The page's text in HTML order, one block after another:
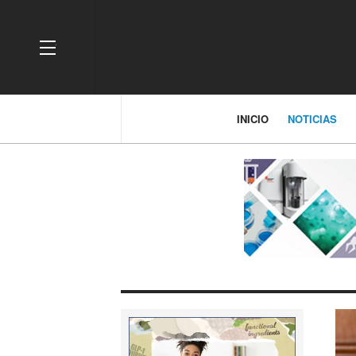
OFF CANVAS
INICIO NOTICIAS